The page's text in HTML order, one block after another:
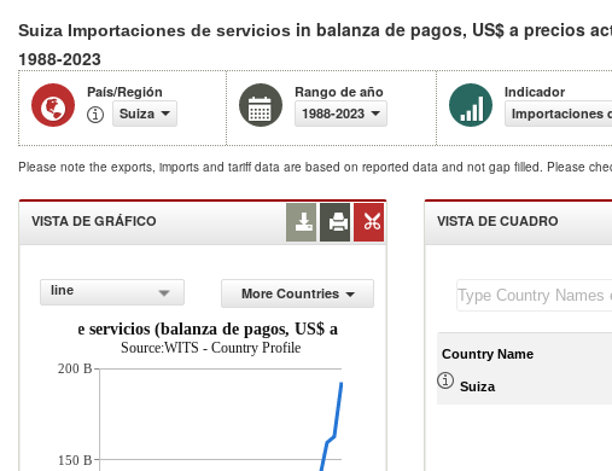
Suiza Importaciones de servicios in balanza de pagos, US$ a precios
1988-2023
País/Región
Suiza
Rango de año
1988-2023
Indicador
Importaciones
Please note the exports, imports and tariff data are based on reported data and not gap filled. Please
VISTA DE GRÁFICO
line
More Countries
de servicios (balanza de pagos, US$ a precios actuales)
Source:WITS - Country Profile
200 B
150 B
VISTA DE CUADRO
Country Name
Suiza